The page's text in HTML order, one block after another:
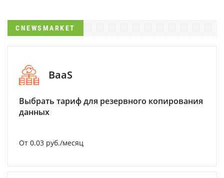
CNEWSMARKET
BaaS
Выбрать тариф для резервного копирования
данных
От 0.03 руб./месяц